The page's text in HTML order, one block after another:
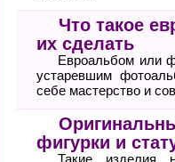
Что такое
их сделать
Евроальбом или
устаревшим
себе мастерство и
фигурки и
Такие изделия